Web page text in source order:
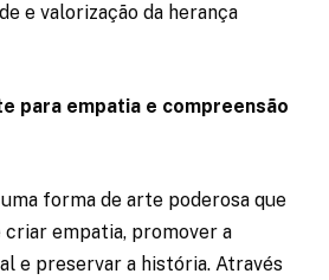
e valorização da herança
para empatia e compreensão
forma de arte poderosa que
criar empatia, promover a
e preservar a história. Através